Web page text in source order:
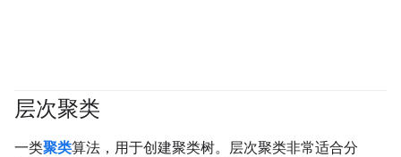
层次聚类
一类聚类算法，用于创建聚类树。层次聚类非常适合分